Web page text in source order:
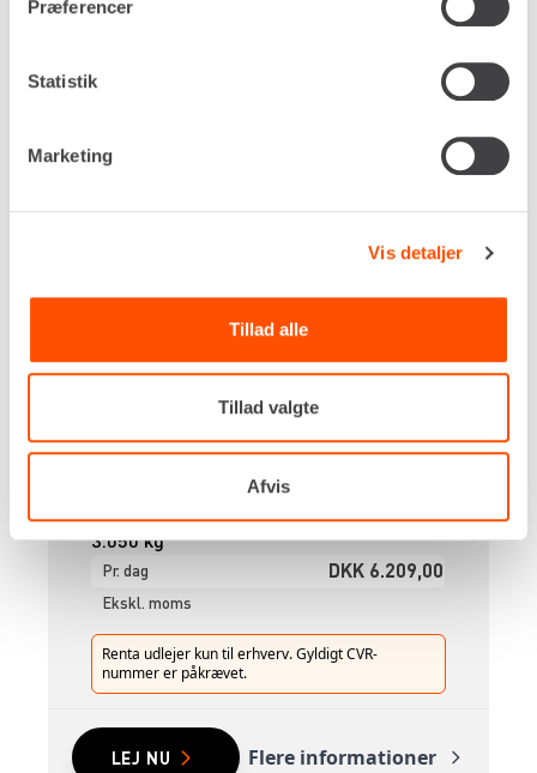
Præferencer
Statistik
Marketing
Vis detaljer
Tillad alle
Tillad valgte
Afvis
Arbejdshøjde, maks.
23,20 m
Platformskapacitet
3.050 kg
Pr. dag DKK 6.209,00
Ekskl. moms
Renta udlejer kun til erhverv. Gyldigt CVR-
nummer er påkrævet.
LEJ NU Flere informationer